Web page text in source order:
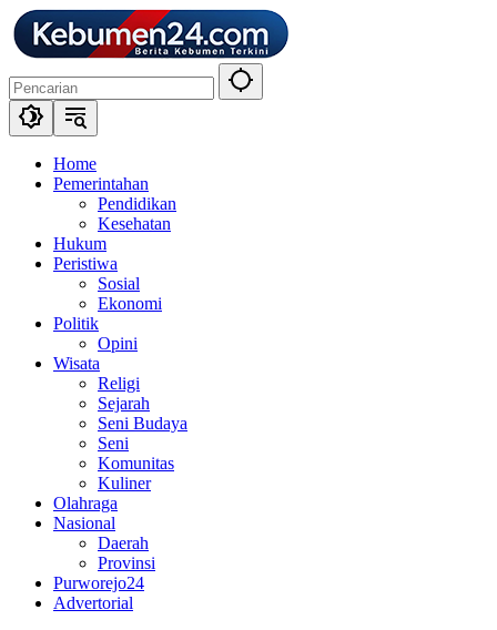
Langsung
ke
konten
Home
Pemerintahan
Pendidikan
Kesehatan
Hukum
Peristiwa
Sosial
Ekonomi
Politik
Opini
Wisata
Religi
Sejarah
Seni Budaya
Seni
Komunitas
Kuliner
Olahraga
Nasional
Daerah
Provinsi
Purworejo24
Advertorial